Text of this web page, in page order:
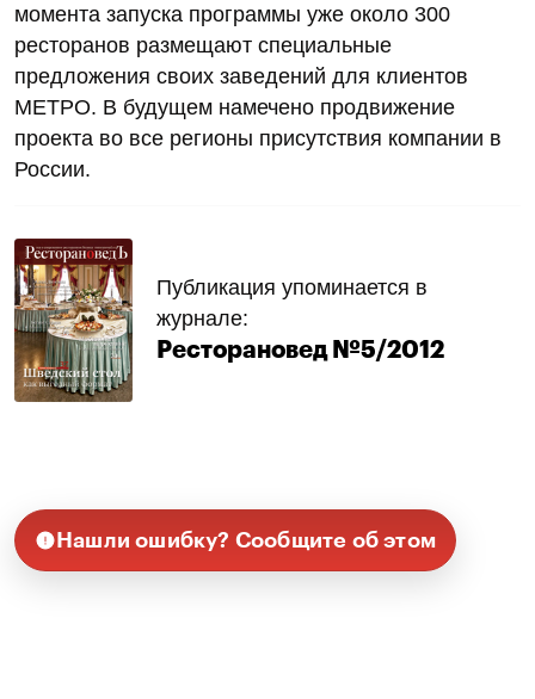
момента запуска программы уже около 300
ресторанов размещают специальные
предложения своих заведений для клиентов
МЕТРО. В будущем намечено продвижение
проекта во все регионы присутствия компании в
России.
Публикация упоминается в
журнале:
Ресторановед №5/2012
Нашли ошибку? Сообщите об этом